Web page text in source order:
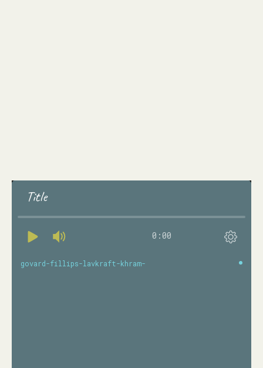
Title
0:00
govard-fillips-lavkraft-khram-